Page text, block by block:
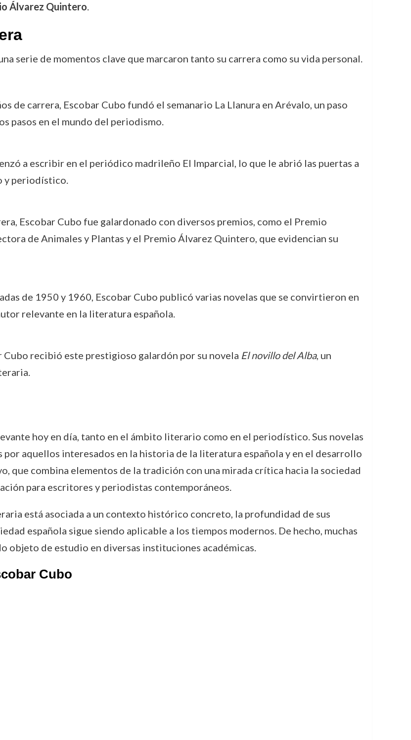
Álvarez Quintero.
serie de momentos clave que marcaron tanto su carrera como su vida personal.
de carrera, Escobar Cubo fundó el semanario La Llanura en Arévalo, un paso
pasos en el mundo del periodismo.
a escribir en el periódico madrileño El Imparcial, lo que le abrió las puertas a
y periodístico.
Escobar Cubo fue galardonado con diversos premios, como el Premio
de Animales y Plantas y el Premio Álvarez Quintero, que evidencian su
de 1950 y 1960, Escobar Cubo publicó varias novelas que se convirtieron en
relevante en la literatura española.
Cubo recibió este prestigioso galardón por su novela El novillo del Alba, un
hoy en día, tanto en el ámbito literario como en el periodístico. Sus novelas
aquellos interesados en la historia de la literatura española y en el desarrollo
que combina elementos de la tradición con una mirada crítica hacia la sociedad
para escritores y periodistas contemporáneos.
está asociada a un contexto histórico concreto, la profundidad de sus
española sigue siendo aplicable a los tiempos modernos. De hecho, muchas
objeto de estudio en diversas instituciones académicas.
Cubo